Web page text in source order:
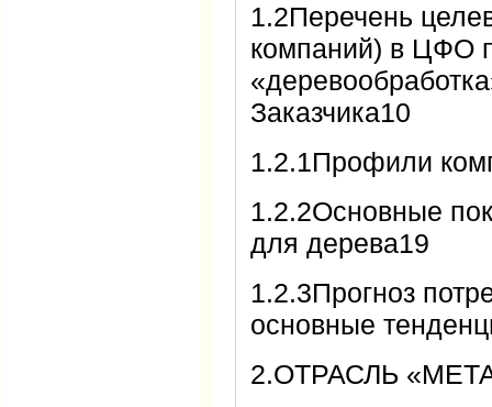
1.2Перечень
компаний) в ЦФО
Заказчика10
1.2.1Профили
1.2.2Основные
для дерева19
1.2.3Прогноз
основные
2.ОТРАСЛЬ